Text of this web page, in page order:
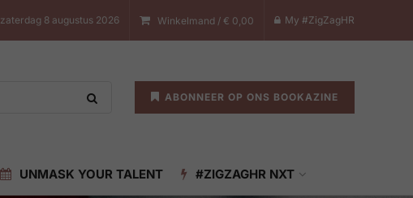
zaterdag 8 augustus 2026 Winkelmand / € 0,00 My #ZigZagHR
ABONNEER OP ONS BOOKAZINE
UNMASK YOUR TALENT #ZIGZAGHR NXT